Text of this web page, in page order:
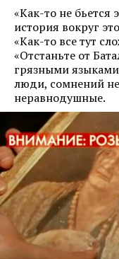
«Как-то не бьется
история вокруг
«Как-то все тут
«Отстаньте от
грязными
люди, сомнений
неравнодушные.